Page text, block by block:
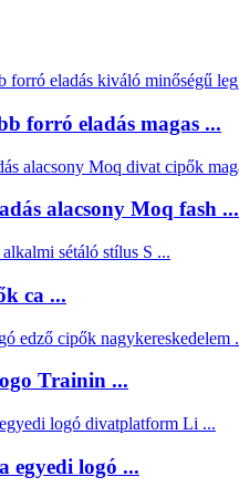
forró eladás magas ...
alacsony Moq fash ...
ca ...
Trainin ...
egyedi logó ...